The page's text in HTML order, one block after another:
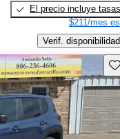
El precio incluye tasas
$211/mes
Verif. disponibilidad